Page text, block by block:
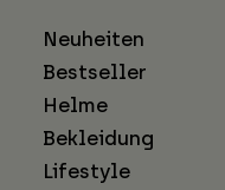
Neuheiten
Bestseller
Helme
Bekleidung
Lifestyle